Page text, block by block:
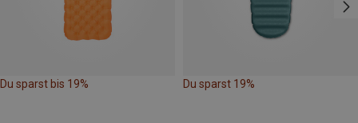
Du sparst bis 19% Du sparst 19%